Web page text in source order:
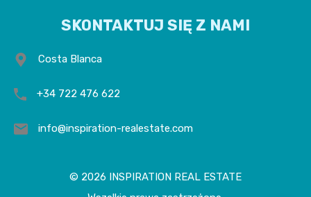
SKONTAKTUJ SIĘ Z NAMI
Costa Blanca
+34 722 476 622
info@inspiration-realestate.com
© 2026 INSPIRATION REAL ESTATE